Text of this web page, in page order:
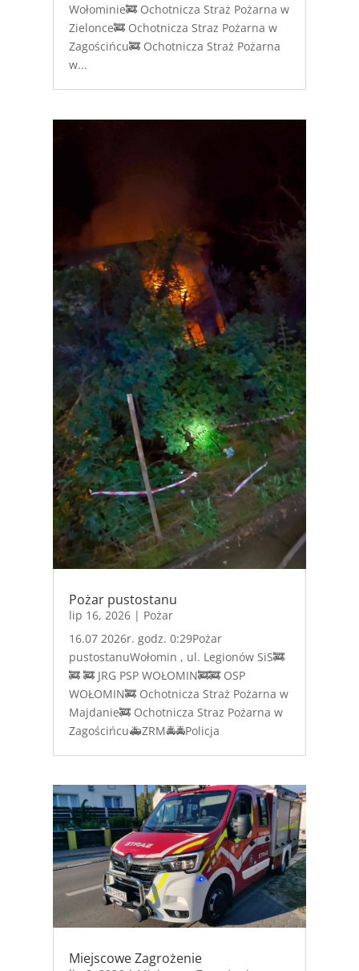
Wołominie🚒 Ochotnicza Straż Pożarna w
Zielonce🚒 Ochotnicza Straz Pożarna w
Zagościńcu🚒 Ochotnicza Straż Pożarna
w...
Pożar pustostanu
lip 16, 2026 | Pożar
16.07 2026r. godz. 0:29Pożar
pustostanuWołomin , ul. Legionów SiS🚒
🚒 🚒 JRG PSP WOŁOMIN🚒🚒 OSP
WOŁOMIN🚒 Ochotnicza Straż Pożarna w
Majdanie🚒 Ochotnicza Straz Pożarna w
Zagościńcu🚑ZRM🚔🚔Policja
Miejscowe Zagrożenie